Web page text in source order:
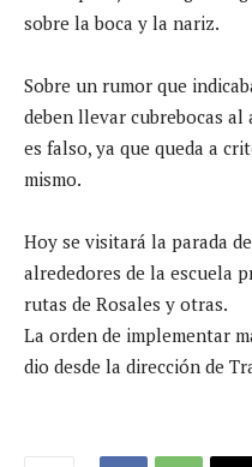
sobre la boca y la nariz.
Sobre un rumor que
deben llevar cubrebocas al
es falso, ya que queda a
mismo.
Hoy se visitará la parada
alrededores de la escuela
rutas de Rosales y otras.
La orden de implementar
dio desde la dirección de